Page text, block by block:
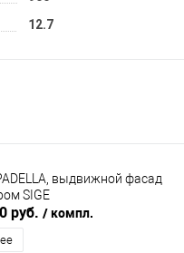
12.7
выдвижной фасад
SIGE
руб. / компл.